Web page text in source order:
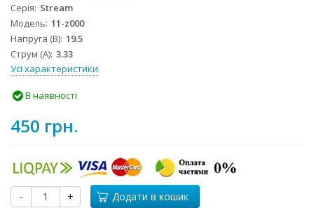
Серія Stream
Модель 11-z000
Напруга (В) 19.5
Струм (А) 3.33
Усі характеристики
В наявності
450 грн.
- + Додати в кошик